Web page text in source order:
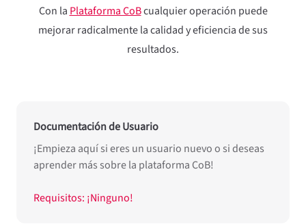
Con la Plataforma CoBcualquier operación puede
mejorar radicalmente la calidad y eficiencia de sus
resultados.
Documentación de Usuario
¡Empieza aquí si eres un usuario nuevo o si deseas
aprender más sobre la plataforma CoB!
Requisitos: ¡Ninguno!